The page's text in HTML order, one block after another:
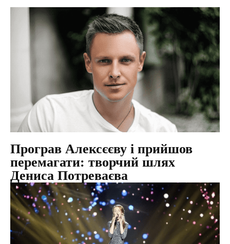
Програв Алексєєву і прийшов
перемагати: творчий шлях
Дениса Потреваєва